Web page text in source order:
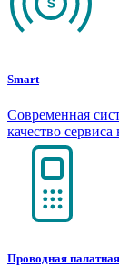
Smart
Современная
качество
Проводная